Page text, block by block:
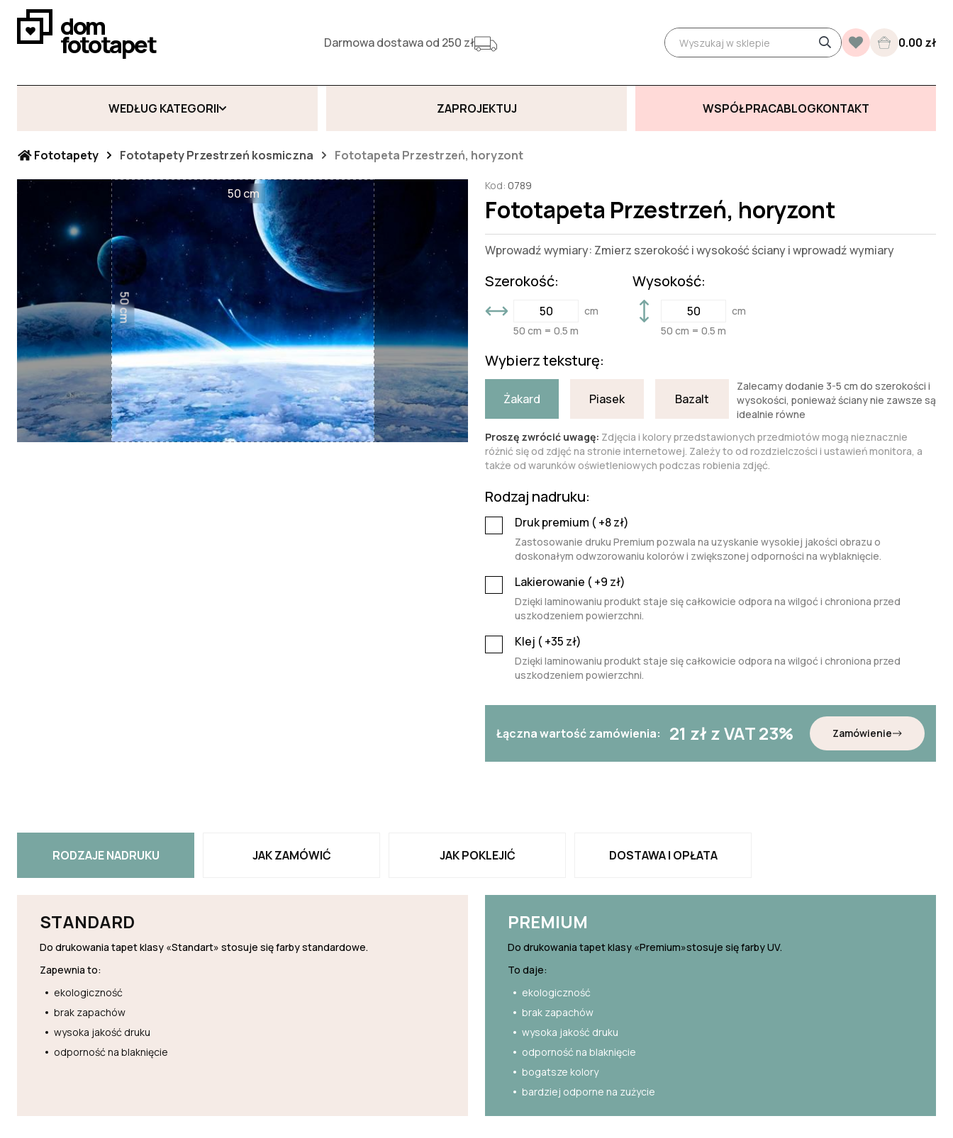
dom
fototapet Darmowa dostawa od 250 zł 0.00 zł
WEDŁUG KATEGORII ZAPROJEKTUJ WSPÓŁPRACABLOGKONTAKT
Fototapety Fototapety Przestrzeń kosmiczna Fototapeta Przestrzeń, horyzont
50 cm
50 cm
Kod: 0789
Fototapeta Przestrzeń, horyzont
Wprowadź wymiary: Zmierz szerokość i wysokość ściany i wprowadź wymiary
Szerokość:
cm
50 cm = 0.5 m
Wysokość:
cm
50 cm = 0.5 m
Wybierz teksturę:
Żakard Piasek Bazalt
Zalecamy dodanie 3-5 cm do szerokości i
wysokości, ponieważ ściany nie zawsze są
idealnie równe
Proszę zwrócić uwagę: Zdjęcia i kolory przedstawionych przedmiotów mogą nieznacznie
różnić się od zdjęć na stronie internetowej. Zależy to od rozdzielczości i ustawień monitora, a
także od warunków oświetleniowych podczas robienia zdjęć.
Rodzaj nadruku:
Druk premium ( +8zł)
Zastosowanie druku Premium pozwala na uzyskanie wysokiej jakości obrazu o
doskonałym odwzorowaniu kolorów i zwiększonej odporności na wyblaknięcie.
Lakierowanie ( +9 zł)
Dzięki laminowaniu produkt staje się całkowicie odpora na wilgoć i chroniona przed
uszkodzeniem powierzchni.
Klej ( +35 zł)
Dzięki laminowaniu produkt staje się całkowicie odpora na wilgoć i chroniona przed
uszkodzeniem powierzchni.
Łączna wartość zamówienia: 21 zł z VAT 23% Zamówienie
RODZAJE NADRUKU JAK ZAMÓWIĆ JAK POKLEJIĆ DOSTAWA I OPŁATA
STANDARD
Do drukowania tapet klasy «Standart» stosuje się farby standardowe.
Zapewnia to:
ekologiczność
brak zapachów
wysoka jakość druku
odporność na blaknięcie
PREMIUM
Do drukowania tapet klasy «Premium»stosuje się farby UV.
To daje:
ekologiczność
brak zapachów
wysoka jakość druku
odporność na blaknięcie
bogatsze kolory
bardziej odporne na zużycie